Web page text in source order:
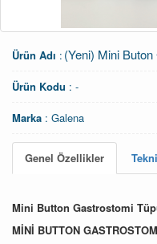
Ürün Adı : (Yeni) Mini
Ürün Kodu : -
Marka : Galena
Genel Özellikler
Mini Button Gastrostomi T
MİNİ BUTTON